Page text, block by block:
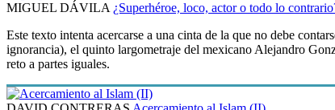
MIGUEL DÁVILA ¿Superhéroe, loco, actor o todo lo
Este texto intenta acercarse a una cinta de la que no debe
ignorancia), el quinto largometraje del mexicano Alejandro
reto a partes iguales.